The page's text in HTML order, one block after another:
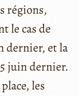
régions,
le cas de
dernier, et la
juin dernier.
les